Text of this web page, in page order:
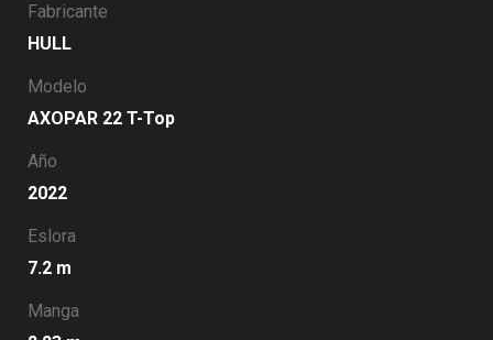
Fabricante
HULL
Modelo
AXOPAR 22 T-Top
Año
2022
Eslora
7.2 m
Manga